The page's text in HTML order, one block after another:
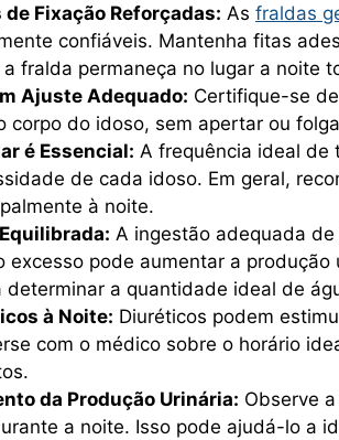
Fixação Reforçadas: As fraldas
confiáveis. Mantenha fitas
fralda permaneça no lugar a noite
Ajuste Adequado: Certifique-se
corpo do idoso, sem apertar ou
é Essencial: A frequência ideal de
de cada idoso. Em geral,
à noite.
A ingestão adequada
excesso pode aumentar a
determinar a quantidade ideal de
à Noite: Diuréticos podem
com o médico sobre o horário
da Produção Urinária: Observe
a noite. Isso pode ajudá-lo a